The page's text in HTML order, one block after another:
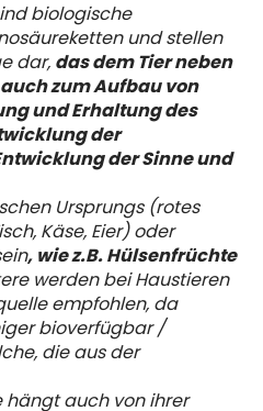
biologische
und stellen
dar, das dem Tier neben
zum Aufbau von
und Erhaltung des
der
der Sinne und
Ursprungs (rotes
Käse, Eier) oder
, wie z.B. Hülsenfrüchte
werden bei Haustieren
empfohlen, da
bioverfügbar /
die aus der
hängt auch von ihrer